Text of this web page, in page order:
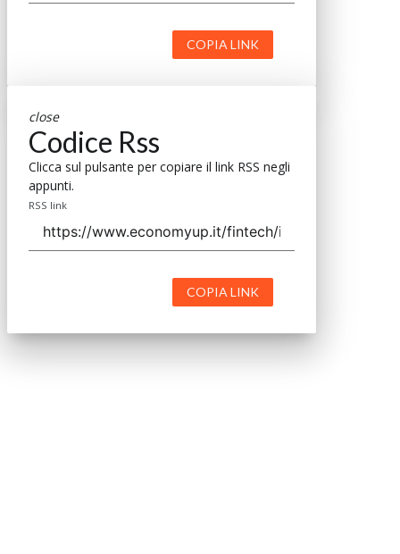
COPIA LINK
close
Codice Rss
Clicca sul pulsante per copiare il link RSS negli
appunti.
RSS link
COPIA LINK